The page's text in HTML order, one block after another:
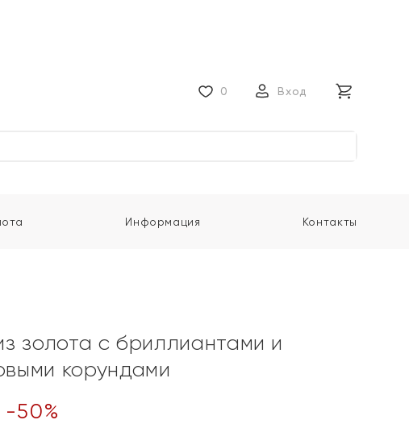
0 Вход
Информация Контакты
золота с бриллиантами и
корундами
-50%